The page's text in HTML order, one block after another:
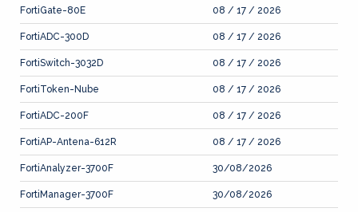
FortiGate-80E 08 / 17 / 2026
FortiADC-300D 08 / 17 / 2026
FortiSwitch-3032D 08 / 17 / 2026
FortiToken-Nube 08 / 17 / 2026
FortiADC-200F 08 / 17 / 2026
FortiAP-Antena-612R 08 / 17 / 2026
FortiAnalyzer-3700F 30/08/2026
FortiManager-3700F 30/08/2026